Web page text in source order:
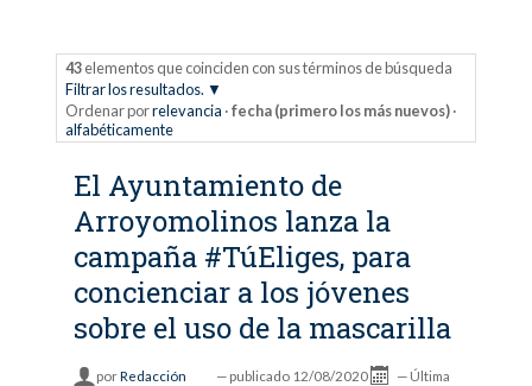
43elementos que coinciden con sus términos de búsqueda
Filtrar los resultados.
Ordenar porrelevancia ·fecha (primero los más nuevos) ·
alfabéticamente
El Ayuntamiento de
Arroyomolinos lanza la
campaña #TúEliges, para
concienciar a los jóvenes
sobre el uso de la mascarilla
porRedacción — publicado 12/08/2020 — Última